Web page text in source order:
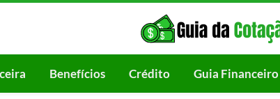
Benefícios Crédito Guia Financeiro